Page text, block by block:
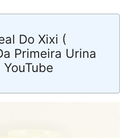
Do Xixi (
Primeira Urina